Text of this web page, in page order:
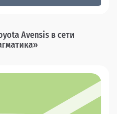
Avensis в сети